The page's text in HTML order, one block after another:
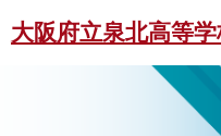
大阪府立泉北高等